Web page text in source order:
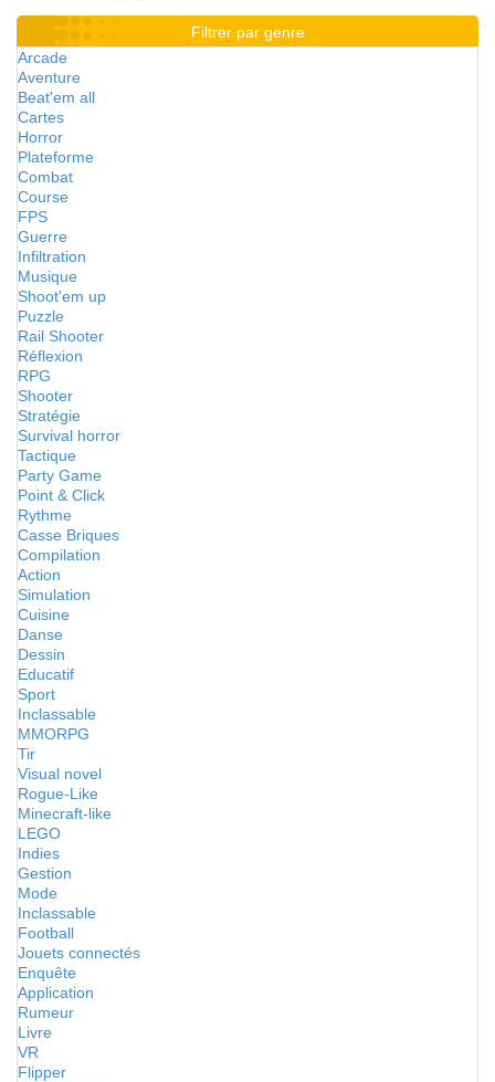
Filtrer par genre
Arcade
Aventure
Beat'em all
Cartes
Horror
Plateforme
Combat
Course
FPS
Guerre
Infiltration
Musique
Shoot'em up
Puzzle
Rail Shooter
Réflexion
RPG
Shooter
Stratégie
Survival horror
Tactique
Party Game
Point & Click
Rythme
Casse Briques
Compilation
Action
Simulation
Cuisine
Danse
Dessin
Educatif
Sport
Inclassable
MMORPG
Tir
Visual novel
Rogue-Like
Minecraft-like
LEGO
Indies
Gestion
Mode
Inclassable
Football
Jouets connectés
Enquête
Application
Rumeur
Livre
VR
Flipper